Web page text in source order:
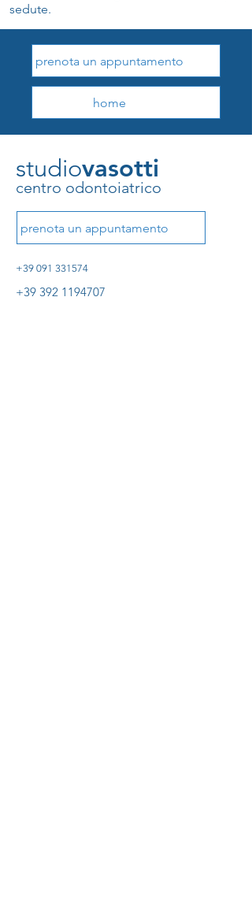
sedute.
prenota un appuntamento
home
centro odontoiatrico
studiovasotti
prenota un appuntamento
+39 091 331574
+39 392 1194707